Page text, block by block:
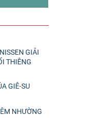
GIẢI
THIÊNG
GIÊ-SU
NHƯỜNG